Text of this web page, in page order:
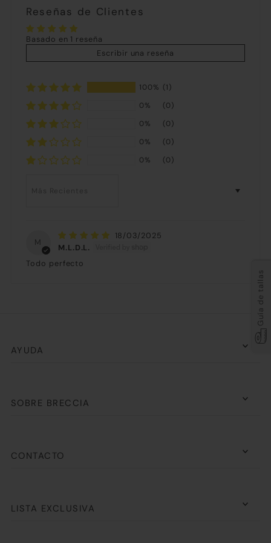
Reseñas de Clientes
Basado en 1 reseña
Escribir una reseña
100% (1)
0%
(0)
0%
(0)
0%
(0)
0%
(0)
M
18/03/2025
M.L.D.L.
Todo perfecto
AYUDA
SOBRE BRECCIA
CONTACTO
LISTA EXCLUSIVA
Guía de tallas